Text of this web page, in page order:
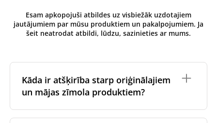
Esam apkopojuši atbildes uz visbiežāk uzdotajiem
jautājumiem par mūsu produktiem un pakalpojumiem. Ja
šeit neatrodat atbildi, lūdzu, sazinieties ar mums.
Kāda ir atšķirība starp oriģinālajiem
un mājas zīmola produktiem?